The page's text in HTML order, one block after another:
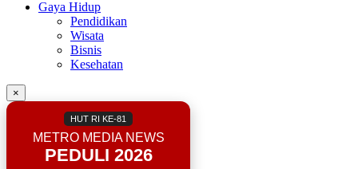
Gaya Hidup
Pendidikan
Wisata
Bisnis
Kesehatan
×
HUT RI KE-81
METRO MEDIA NEWS
PEDULI 2026